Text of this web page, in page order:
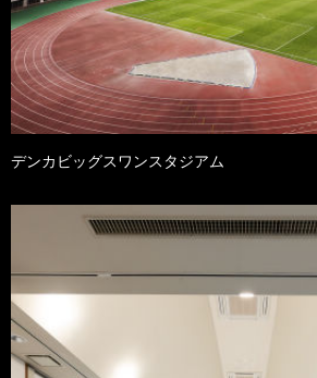
デンカビッグスワンスタジアム